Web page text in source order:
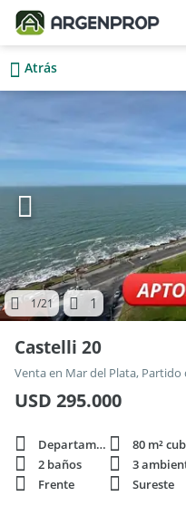
Atrás
1/21 1
Castelli 20
Venta en Mar del Plata,
USD 295.000
Departamento 80 m²
2 baños
3
Frente
Sureste